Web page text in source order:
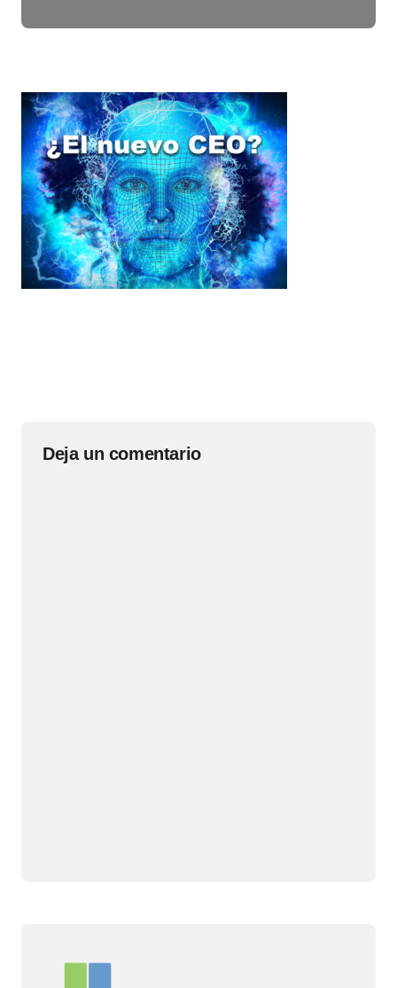
Deja un comentario